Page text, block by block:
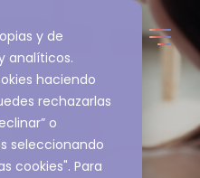
y de
analíticos.
haciendo
rechazarlas
o
seleccionando
cookies". Para